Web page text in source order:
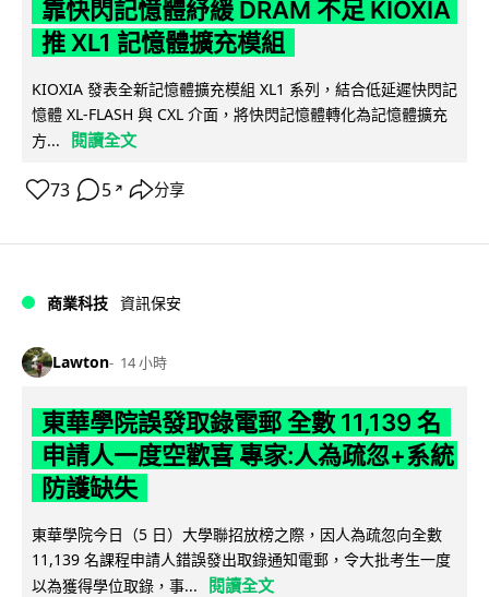
靠快閃記憶體紓緩 DRAM 不足 KIOXIA
推 XL1 記憶體擴充模組
KIOXIA 發表全新記憶體擴充模組 XL1 系列，結合低延遲快閃記
憶體 XL-FLASH 與 CXL 介面，將快閃記憶體轉化為記憶體擴充
方...
閱讀全文
73 5 ↗ 分享
商業科技 資訊保安
Lawton 14 小時
東華學院誤發取錄電郵 全數 11,139 名
申請人一度空歡喜 專家:人為疏忽+系統
防護缺失
東華學院今日（5 日）大學聯招放榜之際，因人為疏忽向全數
11,139 名課程申請人錯誤發出取錄通知電郵，令大批考生一度
以為獲得學位取錄，事...
閱讀全文